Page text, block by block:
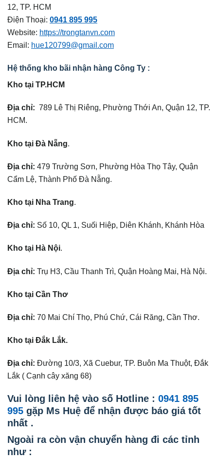
12, TP. HCM
Điện Thoại: 0941 895 995
Website: https://trongtanvn.com
Email: hue120799@gmail.com
Hệ thống kho bãi nhận hàng Công Ty :
Kho tại TP.HCM
Địa chỉ: 789 Lê Thị Riêng, Phường Thới An, Quận 12, TP.
HCM.
Kho tại Đà Nẵng
Địa chỉ: 479 Trường Sơn, Phường Hòa Thọ Tây, Quận
Cẩm Lệ, Thành Phố Đà Nẵng.
Kho tại Nha Trang.
Địa chỉ: Số 10, QL 1, Suối Hiệp, Diên Khánh, Khánh Hòa
Kho tại Hà Nội.
Địa chỉ: Trụ H3, Cầu Thanh Trì, Quận Hoàng Mai, Hà Nội.
Kho tại Cần Thơ
Địa chỉ: 70 Mai Chí Thọ, Phú Chứ, Cái Răng, Cần Thơ.
Kho tại Đắk Lắk.
Địa chỉ: Đường 10/3, Xã Cuebur, TP. Buôn Ma Thuột, Đắk
Lắk ( Cạnh cây xăng 68)
Vui lòng liên hệ vào số Hotline : 0941 895
995 gặp Ms Huệ để nhận được báo giá tốt
nhất .
Ngoài ra còn vận chuyển hàng đi các tỉnh
như :